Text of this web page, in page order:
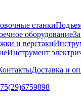
станки
оборудование
и верстаки
Инструмент
Доставка и